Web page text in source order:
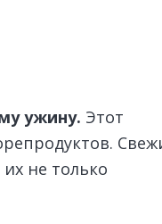
ужину. Этот
не только